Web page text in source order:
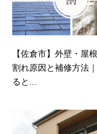
【佐倉市】外壁・屋
割れ原因と補修方法
ると...